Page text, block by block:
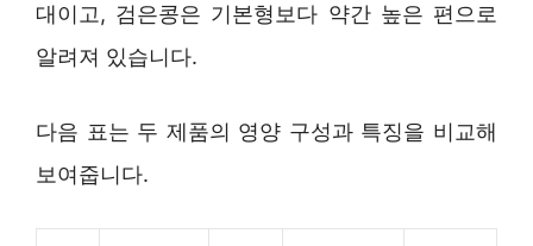
대이고, 검은콩은 기본형보다 약간 높은 편으로
알려져 있습니다.
다음 표는 두 제품의 영양 구성과 특징을 비교해
보여줍니다.